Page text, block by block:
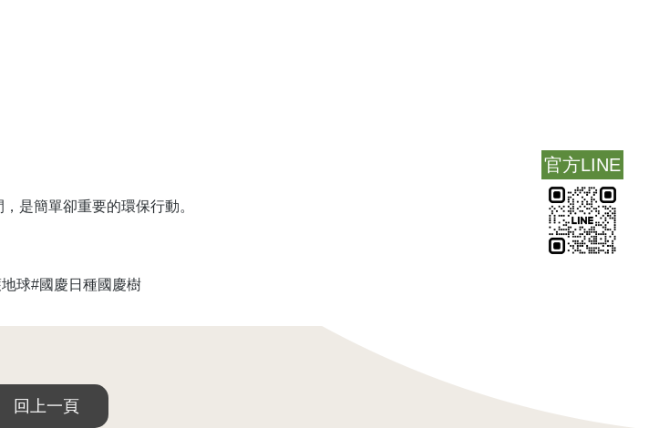
官方LINE
是簡單卻重要的環保行動。
球#國慶日種國慶樹
回上一頁